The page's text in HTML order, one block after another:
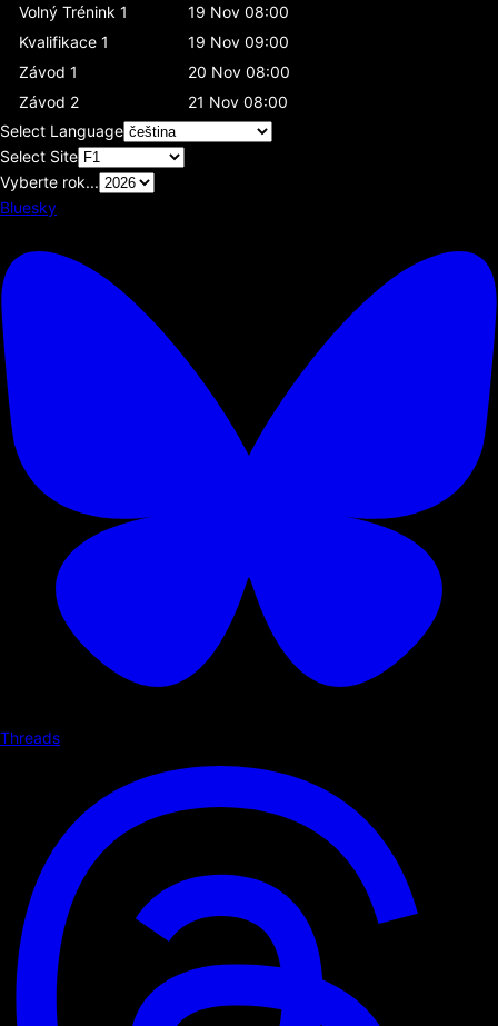
Volný Trénink 1
19 Nov 08:00
Kvalifikace 1
19 Nov 09:00
Závod 1
20 Nov 08:00
Závod 2
21 Nov 08:00
Select Language
Select Site
Vyberte rok...
Bluesky
Threads